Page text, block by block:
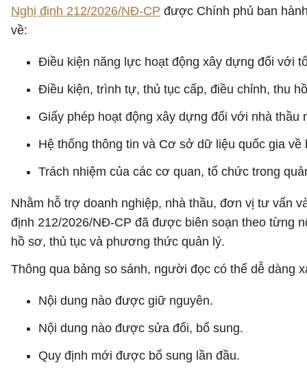
Nghị định 212/2026/NĐ-CP được Chính phủ ban
về:
Điều kiện năng lực hoạt động xây dựng đối với
Điều kiện, trình tự, thủ tục cấp, điều chỉnh, thu
Giấy phép hoạt động xây dựng đối với nhà thầu
Hệ thống thông tin và Cơ sở dữ liệu quốc gia về
Trách nhiệm của các cơ quan, tổ chức trong
Nhằm hỗ trợ doanh nghiệp, nhà thầu, đơn vị tư vấn
định 212/2026/NĐ-CP đã được biên soạn theo từng
hồ sơ, thủ tục và phương thức quản lý.
Thông qua bảng so sánh, người đọc có thể dễ dàng
Nội dung nào được giữ nguyên.
Nội dung nào được sửa đổi, bổ sung.
Quy định mới được bổ sung lần đầu.